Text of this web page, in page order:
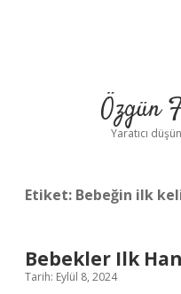
Özgün
Yaratıcı
Etiket: Bebeğin ilk
Bebekler Ilk
Tarih: Eylül 8, 2024